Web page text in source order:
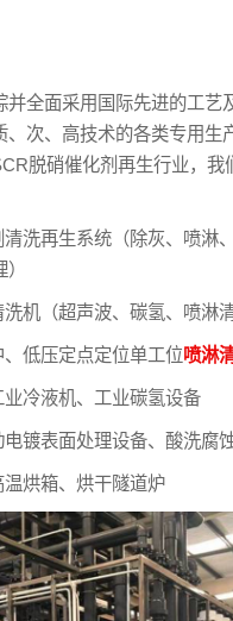
并全面采用国际先进的工艺
、次、高技术的各类专用生
脱硝催化剂再生行业，我
洗再生系统（除灰、喷淋
机（超声波、碳氢、喷淋清
低压定点定位单工位喷淋
冷液机、工业碳氢设备
电镀表面处理设备、酸洗腐
烘箱、烘干隧道炉